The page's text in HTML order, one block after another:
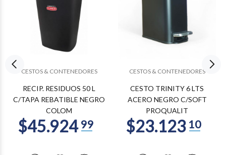
CESTOS & CONTENEDORES
RECIP. RESIDUOS 50 L
C/TAPA REBATIBLE NEGRO
COLOM
CESTOS & CONTENEDORES
CESTO TRINITY 6 LTS
ACERO NEGRO C/SOFT
PROQUALIT